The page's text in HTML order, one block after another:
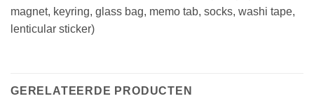
magnet, keyring, glass bag, memo tab, socks, washi tape,
lenticular sticker)
GERELATEERDE PRODUCTEN